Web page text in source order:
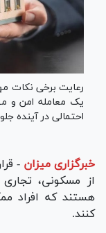
رعایت برخی نکات
یک معامله امن و
احتمالی در آینده
خبرگزاری میزان -
از مسکونی،
هستند که افراد
کنند.